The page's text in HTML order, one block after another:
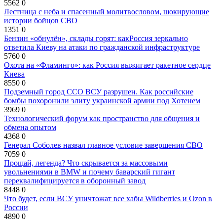
5562 0
Лестница с неба и спасенный молитвословом, шокирующие
истории бойцов СВО
1351 0
Бензин «обнулён», склады горят: какРоссия зеркально
ответила Киеву на атаки по гражданской инфраструктуре
5760 0
Охота на «Фламинго»: как Россия выжигает ракетное сердце
Киева
8550 0
Подземный город ССО ВСУ разрушен. Как российские
бомбы похоронили элиту украинской армии под Хотенем
3969 0
Технологический форум как пространство для общения и
обмена опытом
4368 0
Генерал Соболев назвал главное условие завершения СВО
7059 0
Прощай, легенда? Что скрывается за массовыми
увольнениями в BMW и почему баварский гигант
переквалифицируется в оборонный завод
8448 0
Что будет, если ВСУ уничтожат все хабы Wildberries и Ozon в
России
4890 0